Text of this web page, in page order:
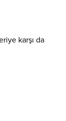
karşı da